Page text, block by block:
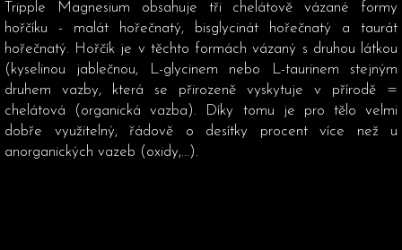
Tripple Magnesium obsahuje tři chelátově vázané formy
hořčíku - malát hořečnatý, bisglycinát hořečnatý a taurát
hořečnatý. Hořčík je v těchto formách vázaný s druhou látkou
(kyselinou jablečnou, L-glycinem nebo L-taurinem stejným
druhem vazby, která se přirozeně vyskytuje v přírodě =
chelátová (organická vazba). Díky tomu je pro tělo velmi
dobře využitelný, řádově o desítky procent více než u
anorganických vazeb (oxidy,…).